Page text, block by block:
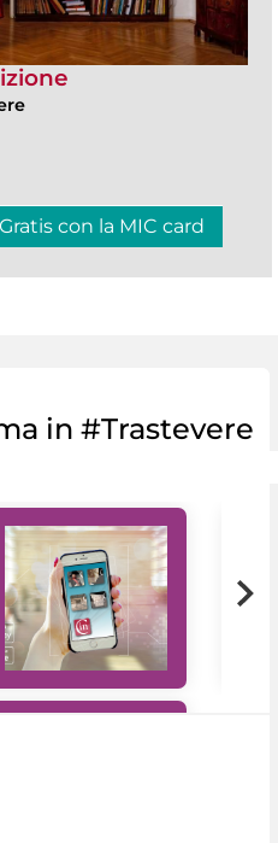
Gratis con la MIC card
in #Trastevere